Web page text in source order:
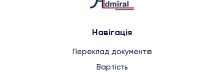
Навігація
Переклад документів
Вартість